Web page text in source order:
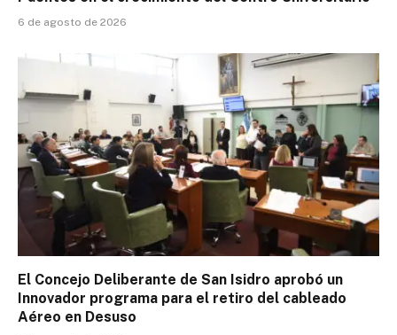
6 de agosto de 2026
El Concejo Deliberante de San Isidro aprobó un
Innovador programa para el retiro del cableado
Aéreo en Desuso